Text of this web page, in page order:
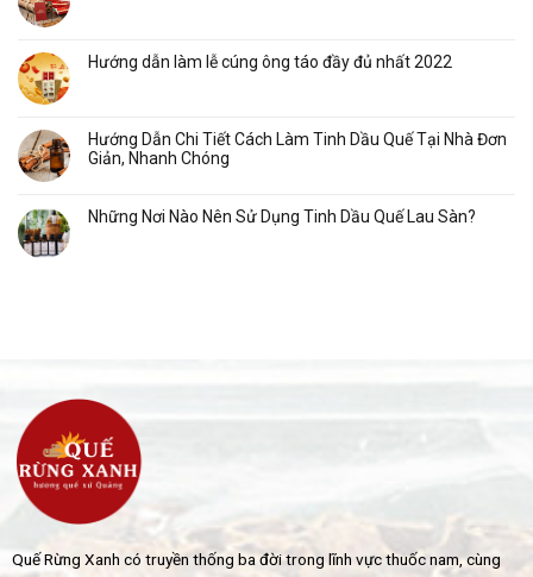
Hướng dẫn làm lễ cúng ông táo đầy đủ nhất 2022
Hướng Dẫn Chi Tiết Cách Làm Tinh Dầu Quế Tại Nhà Đơn
Giản, Nhanh Chóng
Những Nơi Nào Nên Sử Dụng Tinh Dầu Quế Lau Sàn?
Quế Rừng Xanh có truyền thống ba đời trong lĩnh vực thuốc nam, cùng